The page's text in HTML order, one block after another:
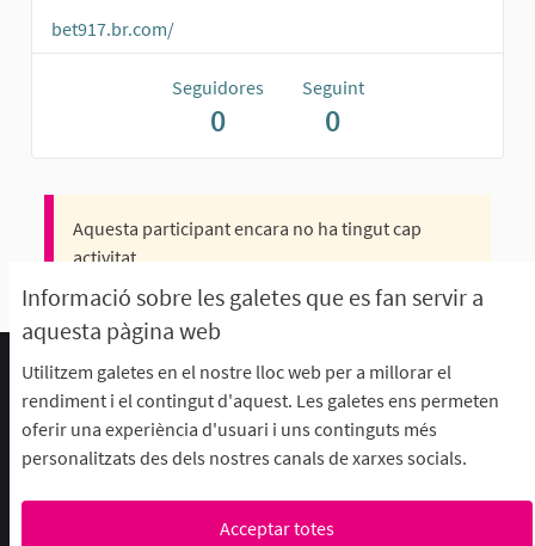
Informació sobre les galetes que es fan servir a
aquesta pàgina web
Utilitzem galetes en el nostre lloc web per a millorar el
rendiment i el contingut d'aquest. Les galetes ens permeten
oferir una experiència d'usuari i uns continguts més
personalitzats des dels nostres canals de xarxes socials.
Acceptar totes
bet917.br.com/
Seguidores
0
Seguint
0
Aquesta participant encara no ha tingut cap
activitat.
Termes d'ús i condicions
Descarrega els fitxers de dades obertes
Configuració de les galetes